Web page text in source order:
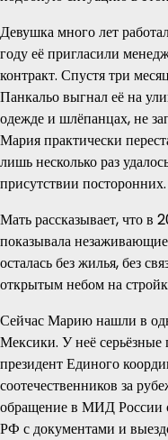
Девушка много лет
году её пригласили
контракт. Спустя три
Панкальо выгнал её на
одежде и шлёпанцах, не
Мария практически
лишь несколько раз
присутствии посторонних.
Мать рассказывает, что в
показывала
осталась без жилья, без
открытым небом на
Сейчас Марию нашли в
Мексики. У неё
президент Единого
соотечественников за
обращение в МИД России
РФ с документами и